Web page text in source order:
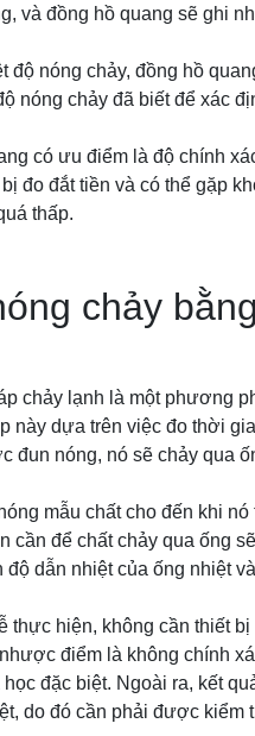
và đồng hồ quang sẽ ghi
độ nóng chảy, đồng hồ
nóng chảy đã biết để xác
có ưu điểm là độ chính
đo đắt tiền và có thể gặp
thấp.
chảy
chảy lạnh là một phương
này dựa trên việc đo thời
đun nóng, nó sẽ chảy qua
mẫu chất cho đến khi nó
để chất chảy qua ống
dẫn nhiệt của ống nhiệt
hiện, không cần thiết bị
điểm là không chính
đặc biệt. Ngoài ra, kết
do đó cần phải được kiểm